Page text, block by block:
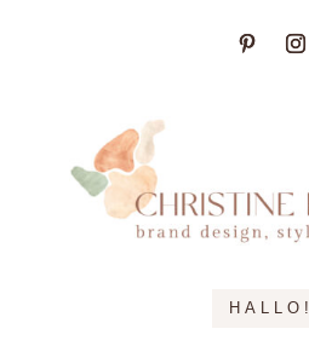
HALLO!